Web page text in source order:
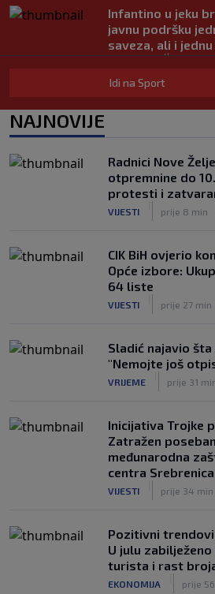
Infantino u jeku
javnu podršku
saveza, ali i
|
Trafford postao
nacionalni dan
NOGOMET
|
prije 4 h
Idi na Sport
NAJNOVIJE
Radnici Nove
otpremnine do
protesti i
VIJESTI prije 8 min
CIK BiH ovjerio
Opće izbore:
64 liste
VIJESTI prije 27 min
Sladić najavio šta
"Nemojte još
VRIJEME prije 31
Inicijativa Trojke
Zatražen
međunarodna
centra Srebrenica
VIJESTI prije 34 min
Pozitivni trendovi
U julu
turista i rast
EKONOMIJA prije